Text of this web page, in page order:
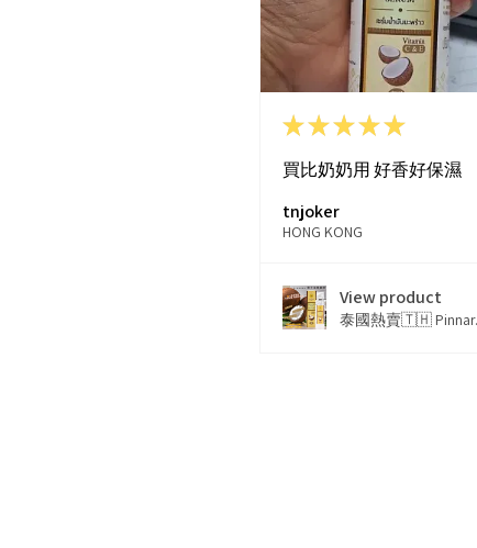
★★★★★
買比奶奶用 好香好保濕
tnjoker
HONG KONG
View product
泰國熱賣🇹🇭